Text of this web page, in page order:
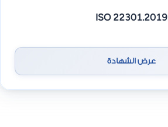
ISO 22301.2019
عرض الشهادة